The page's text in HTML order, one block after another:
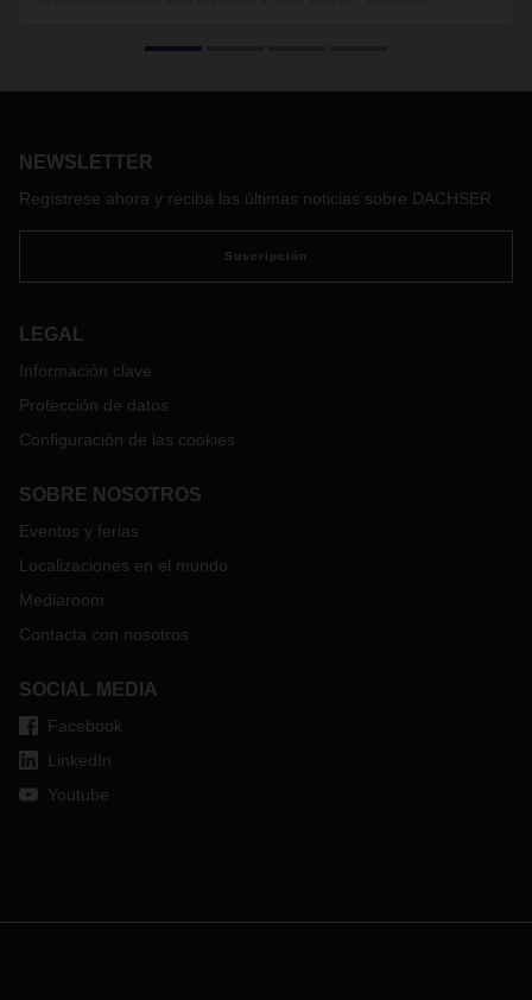
procedimiento a seguir en la importación de mercancías una
un plan de tres fases para la introducción de controles
NEWSLETTER
Regístrese ahora y reciba las últimas noticias sobre DACHSER
Suscripción
LEGAL
Información clave
Protección de datos
Configuración de las cookies
SOBRE NOSOTROS
Eventos y ferias
Localizaciones en el mundo
Mediaroom
Contacta con nosotros
SOCIAL MEDIA
Facebook
LinkedIn
Youtube